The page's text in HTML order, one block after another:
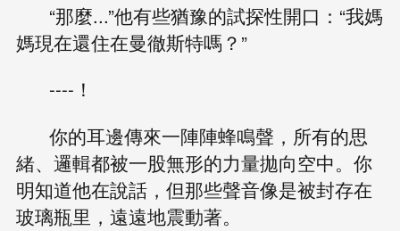
“那麼...”他有些猶豫的試探性開口：“我媽
媽現在還住在曼徹斯特嗎？”
----！
你的耳邊傳來一陣陣蜂鳴聲，所有的思
緒、邏輯都被一股無形的力量拋向空中。你
明知道他在說話，但那些聲音像是被封存在
玻璃瓶里，遠遠地震動著。